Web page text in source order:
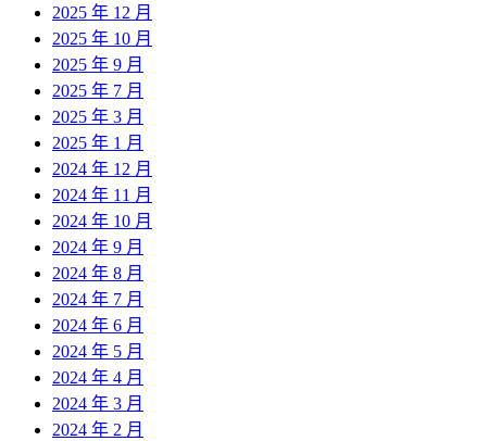
2025 年 12 月
2025 年 10 月
2025 年 9 月
2025 年 7 月
2025 年 3 月
2025 年 1 月
2024 年 12 月
2024 年 11 月
2024 年 10 月
2024 年 9 月
2024 年 8 月
2024 年 7 月
2024 年 6 月
2024 年 5 月
2024 年 4 月
2024 年 3 月
2024 年 2 月